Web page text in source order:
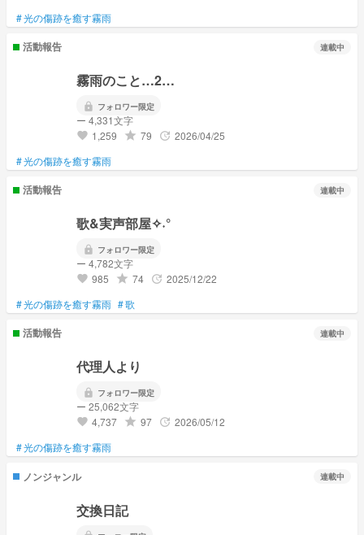
#光の傷跡を癒す霧雨
活動報告 連載中
霧雨のこと…2…
lock フォロワー限定
ー 4,331文字
favorite 1,259 grade 79 update 2026/04/25
#光の傷跡を癒す霧雨
活動報告 連載中
歌&実声部屋✧˖°
lock フォロワー限定
ー 4,782文字
favorite 985 grade 74 update 2025/12/22
#光の傷跡を癒す霧雨 #歌
活動報告 連載中
代理人より
lock フォロワー限定
ー 25,062文字
favorite 4,737 grade 97 update 2026/05/12
#光の傷跡を癒す霧雨
ノンジャンル 連載中
交換日記